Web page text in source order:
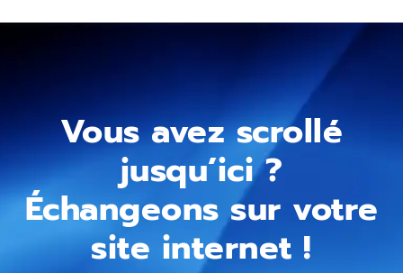
Vous avez scrollé
jusqu’ici ?
Échangeons sur votre
site internet !